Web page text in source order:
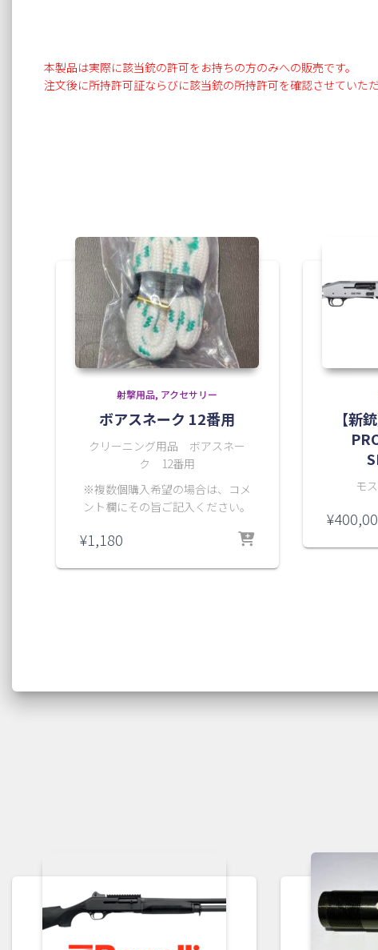
本製品は実際に該当銃の許可をお持ちの方のみへの販売です。
注文後に所持許可証ならびに該当銃の所持許可を確認させていた
射撃用品 アクセサリー
ボアスネーク 12番用
クリーニング用品 ボアスネー
ク 12番用
※複数個購入希望の場合は、コメ
ント欄にその旨ご記入ください。
¥1,180
【新
モ
¥